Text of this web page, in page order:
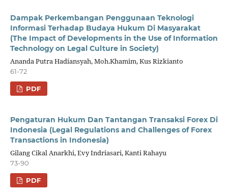
Dampak Perkembangan Penggunaan Teknologi
Informasi Terhadap Budaya Hukum Di Masyarakat
(The Impact of Developments in the Use of Information
Technology on Legal Culture in Society)
Ananda Putra Hadiansyah, Moh.Khamim, Kus Rizkianto
61-72
PDF
Pengaturan Hukum Dan Tantangan Transaksi Forex Di
Indonesia (Legal Regulations and Challenges of Forex
Transactions in Indonesia)
Gilang Cikal Anarkhi, Evy Indriasari, Kanti Rahayu
73-90
PDF